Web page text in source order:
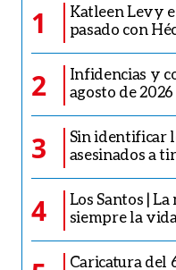
1
Katleen Levy
pasado con
2
Infidencias y
agosto de 2026
3
Sin identificar
asesinados a
4
Los Santos |
siempre la
Caricatura del